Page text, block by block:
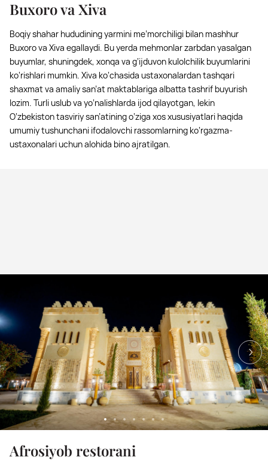
Buxoro va Xiva
Boqiy shahar hududining yarmini me’morchiligi bilan mashhur
Buxoro va Xiva egallaydi. Bu yerda mehmonlar zarbdan yasalgan
buyumlar, shuningdek, xonqa va g‘ijduvon kulolchilik buyumlarini
ko‘rishlari mumkin. Xiva ko‘chasida ustaxonalardan tashqari
shaxmat va amaliy san’at maktablariga albatta tashrif buyurish
lozim. Turli uslub va yo‘nalishlarda ijod qilayotgan, lekin
O‘zbekiston tasviriy san’atining o‘ziga xos xususiyatlari haqida
umumiy tushunchani ifodalovchi rassomlarning ko‘rgazma-
ustaxonalari uchun alohida bino ajratilgan.
Afrosiyob restorani